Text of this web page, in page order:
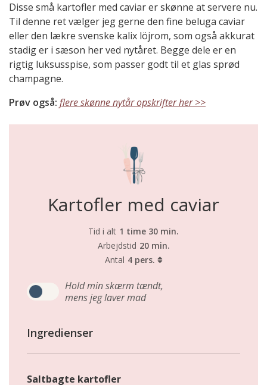
Disse små kartofler med caviar er skønne at servere nu.
Til denne ret vælger jeg gerne den fine beluga caviar
eller den lækre svenske kalix löjrom, som også akkurat
stadig er i sæson her ved nytåret. Begge dele er en
rigtig luksusspise, som passer godt til et glas sprød
champagne.
Prøv også: flere skønne nytår opskrifter her >>
Kartofler med caviar
Tid i alt 1 time 30 min.
Arbejdstid 20 min.
Antal 4 pers.
Hold min skærm tændt,
mens jeg laver mad
Ingredienser
Saltbagte kartofler